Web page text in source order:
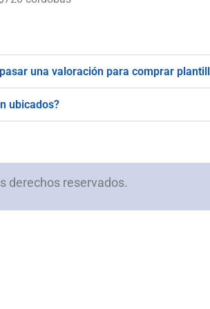
una valoración para comprar
ubicados?
derechos reservados.